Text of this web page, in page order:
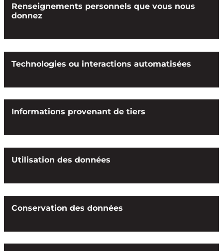
Renseignements personnels que vous nous
donnez
Technologies ou interactions automatisées
Informations provenant de tiers
Utilisation des données
Conservation des données